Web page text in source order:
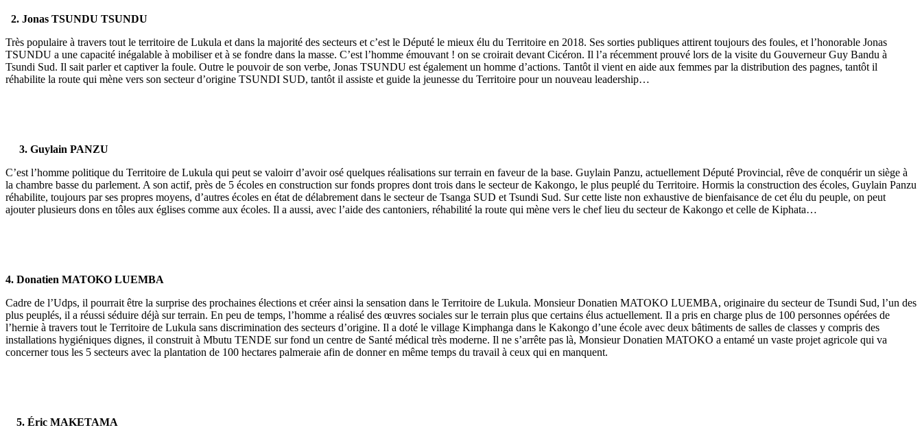
2. Jonas TSUNDU TSUNDU
Très populaire à travers tout le territoire de Lukula et dans la majorité des secteurs et c’est le Député le mieux élu du Territoire en 2018. Ses sorties publiques attirent toujours des foules, et l’honorable Jonas
TSUNDU a une capacité inégalable à mobiliser et à se fondre dans la masse. C’est l’homme émouvant ! on se croirait devant Cicéron. Il l’a récemment prouvé lors de la visite du Gouverneur Guy Bandu à
Tsundi Sud. Il sait parler et captiver la foule. Outre le pouvoir de son verbe, Jonas TSUNDU est également un homme d’actions. Tantôt il vient en aide aux femmes par la distribution des pagnes, tantôt il
réhabilite la route qui mène vers son secteur d’origine TSUNDI SUD, tantôt il assiste et guide la jeunesse du Territoire pour un nouveau leadership…
3. Guylain PANZU
C’est l’homme politique du Territoire de Lukula qui peut se valoirr d’avoir osé quelques réalisations sur terrain en faveur de la base. Guylain Panzu, actuellement Député Provincial, rêve de conquérir un siège à
la chambre basse du parlement. A son actif, près de 5 écoles en construction sur fonds propres dont trois dans le secteur de Kakongo, le plus peuplé du Territoire. Hormis la construction des écoles, Guylain Panzu
réhabilite, toujours par ses propres moyens, d’autres écoles en état de délabrement dans le secteur de Tsanga SUD et Tsundi Sud. Sur cette liste non exhaustive de bienfaisance de cet élu du peuple, on peut
ajouter plusieurs dons en tôles aux églises comme aux écoles. Il a aussi, avec l’aide des cantoniers, réhabilité la route qui mène vers le chef lieu du secteur de Kakongo et celle de Kiphata…
4. Donatien MATOKO LUEMBA
Cadre de l’Udps, il pourrait être la surprise des prochaines élections et créer ainsi la sensation dans le Territoire de Lukula. Monsieur Donatien MATOKO LUEMBA, originaire du secteur de Tsundi Sud, l’un des
plus peuplés, il a réussi séduire déjà sur terrain. En peu de temps, l’homme a réalisé des œuvres sociales sur le terrain plus que certains élus actuellement. Il a pris en charge plus de 100 personnes opérées de
l’hernie à travers tout le Territoire de Lukula sans discrimination des secteurs d’origine. Il a doté le village Kimphanga dans le Kakongo d’une école avec deux bâtiments de salles de classes y compris des
installations hygiéniques dignes, il construit à Mbutu TENDE sur fond un centre de Santé médical très moderne. Il ne s’arrête pas là, Monsieur Donatien MATOKO a entamé un vaste projet agricole qui va
concerner tous les 5 secteurs avec la plantation de 100 hectares palmeraie afin de donner en même temps du travail à ceux qui en manquent.
5. Éric MAKETAMA